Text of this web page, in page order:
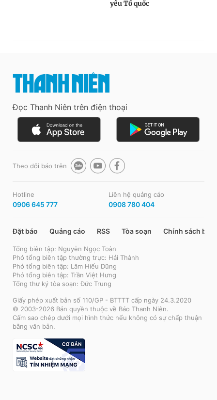
Đọc Thanh Niên trên điện thoại
Theo dõi báo trên
Hotline
0906 645 777
Liên hệ quảng cáo
0908 780 404
Đặt báo Quảng cáo RSS Tòa soạn Chính sách bảo
Tổng biên tập: Nguyễn Ngọc Toàn
Phó tổng biên tập thường trực: Hải Thành
Phó tổng biên tập: Lâm Hiếu Dũng
Phó tổng biên tập: Trần Việt Hưng
Tổng thư ký tòa soạn: Đức Trung
Giấy phép xuất bản số 110/GP - BTTTT cấp ngày 24.3.2020
© 2003-2026 Bản quyền thuộc về Báo Thanh Niên.
Cấm sao chép dưới mọi hình thức nếu không có sự chấp thuận
bằng văn bản.